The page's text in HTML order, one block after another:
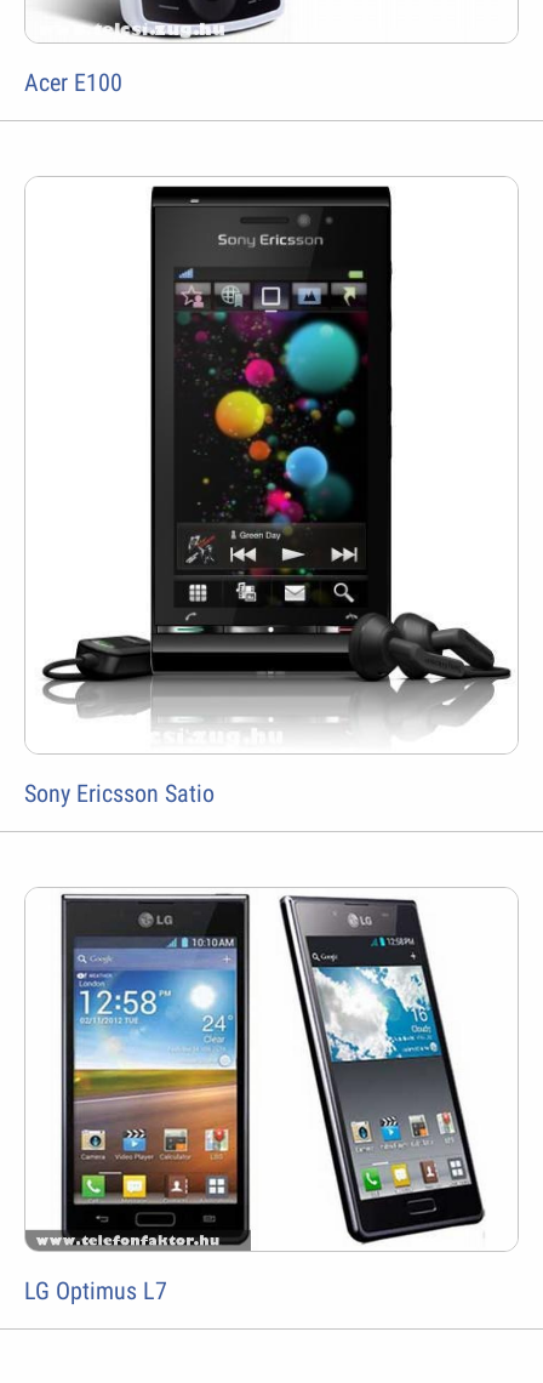
Acer E100
Sony Ericsson Satio
LG Optimus L7